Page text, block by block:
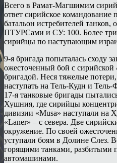
Всего в Рамат-Магшимим
ответ сирийское командование
батальон истребителей
ПТУРСами и СУ: 100. Более
сирийцы по наступающим
9-я бригада попыталась сходу
ожесточенный бой с сирийской
бригадой. Неся тяжелые
наступать на Тель-Кудн и
17-я танковые бригады
Хушния, где сирийцы
дивизии «Musa» наступали на
«Laner» – с севера. Две
окружение. По своей
уступали боям в Долине Слез.
горящими танками,
автомашинами.